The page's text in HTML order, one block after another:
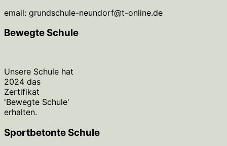
email: grundschule-neundorf@t-online.de
Bewegte Schule
Unsere Schule hat
2024 das
Zertifikat
'Bewegte Schule'
erhalten.
Sportbetonte Schule